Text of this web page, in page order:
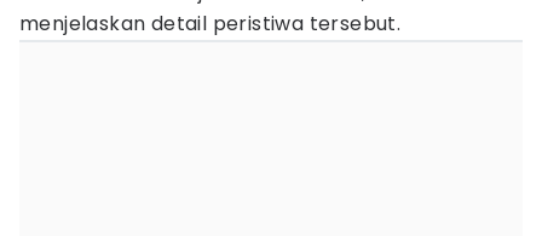
menjelaskan detail peristiwa tersebut.